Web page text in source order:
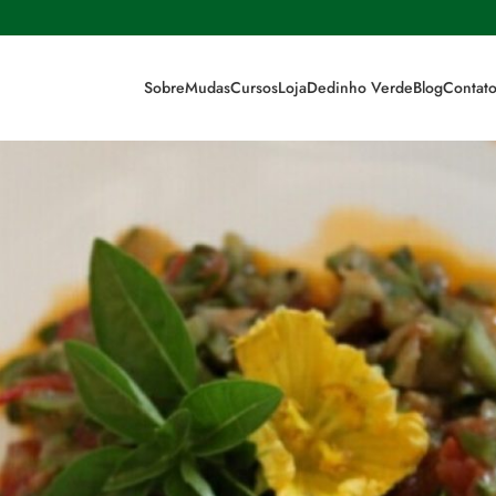
SobreMudasCursosLojaDedinho VerdeBlogContato